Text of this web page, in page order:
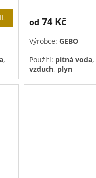
,
od 74 Kč
Výrobce: GEBO
Použití: pitná voda,
vzduch, plyn